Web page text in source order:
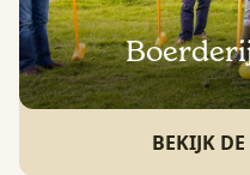
BEKIJK